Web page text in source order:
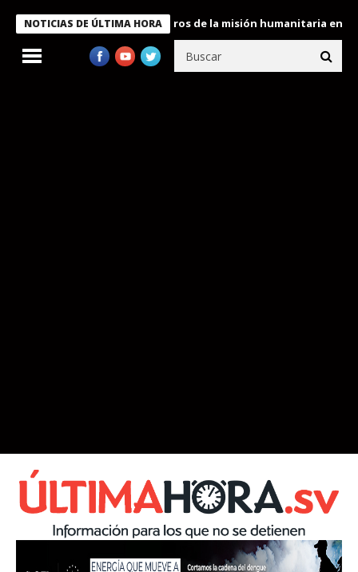
NOTICIAS DE ÚLTIMA HORA
Bukele condecora a miembros de la misión humanitaria enviada a